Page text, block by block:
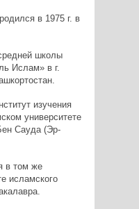
в 1975 г. в
школы
Ислам» в г.
изучения
университете
Сауда (Эр-
в том же
исламского